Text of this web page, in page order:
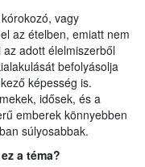
vagy
az ételben, emiatt nem
adott élelmiszerből
befolyásolja
képesség is.
idősek, és a
emberek könnyebben
súlyosabbak.
a téma?